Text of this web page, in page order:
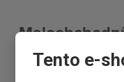
Tento e-
OTEVÍRACÍ